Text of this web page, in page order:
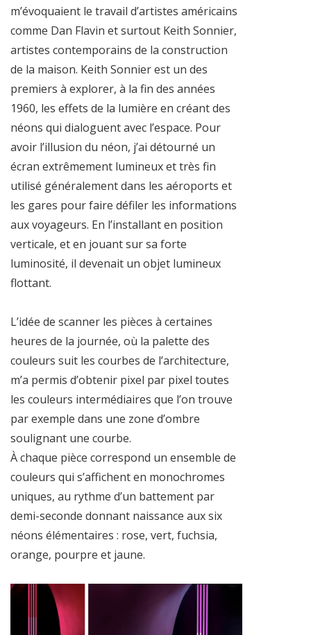
m’évoquaient le travail d’artistes américains
comme Dan Flavin et surtout Keith Sonnier,
artistes contemporains de la construction
de la maison. Keith Sonnier est un des
premiers à explorer, à la fin des années
1960, les effets de la lumière en créant des
néons qui dialoguent avec l’espace. Pour
avoir l’illusion du néon, j’ai détourné un
écran extrêmement lumineux et très fin
utilisé généralement dans les aéroports et
les gares pour faire défiler les informations
aux voyageurs. En l’installant en position
verticale, et en jouant sur sa forte
luminosité, il devenait un objet lumineux
flottant.
L’idée de scanner les pièces à certaines
heures de la journée, où la palette des
couleurs suit les courbes de l’architecture,
m’a permis d’obtenir pixel par pixel toutes
les couleurs intermédiaires que l’on trouve
par exemple dans une zone d’ombre
soulignant une courbe.
À chaque pièce correspond un ensemble de
couleurs qui s’affichent en monochromes
uniques, au rythme d’un battement par
demi-seconde donnant naissance aux six
néons élémentaires : rose, vert, fuchsia,
orange, pourpre et jaune.